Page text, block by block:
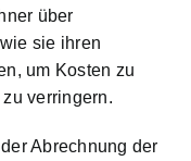
über
sie ihren
um Kosten zu
verringern.
Abrechnung der